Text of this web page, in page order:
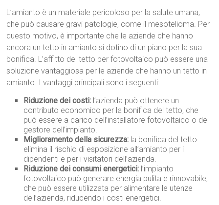
L’amianto è un materiale pericoloso per la salute umana,
che può causare gravi patologie, come il mesotelioma. Per
questo motivo, è importante che le aziende che hanno
ancora un tetto in amianto si dotino di un piano per la sua
bonifica. L’affitto del tetto per fotovoltaico può essere una
soluzione vantaggiosa per le aziende che hanno un tetto in
amianto. I vantaggi principali sono i seguenti:
Riduzione dei costi: l’azienda può ottenere un
contributo economico per la bonifica del tetto, che
può essere a carico dell’installatore fotovoltaico o del
gestore dell’impianto.
Miglioramento della sicurezza: la bonifica del tetto
elimina il rischio di esposizione all’amianto per i
dipendenti e per i visitatori dell’azienda.
Riduzione dei consumi energetici: l’impianto
fotovoltaico può generare energia pulita e rinnovabile,
che può essere utilizzata per alimentare le utenze
dell’azienda, riducendo i costi energetici.